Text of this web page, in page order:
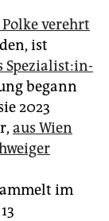
verehrt
ist
Spe­zia­lis­t:in­
begann
2023
aus Wien
im